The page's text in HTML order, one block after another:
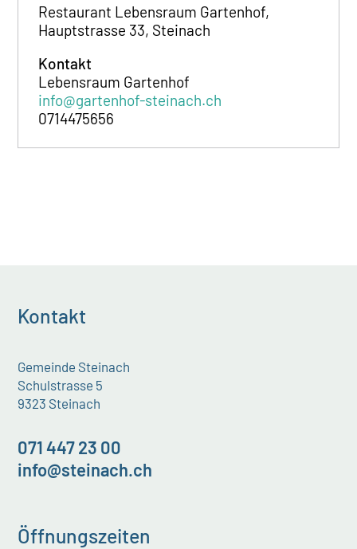
Restaurant Lebensraum Gartenhof,
Hauptstrasse 33, Steinach
Kontakt
Lebensraum Gartenhof
info@gartenhof-steinach.ch
0714475656
Kontakt
Gemeinde Steinach
Schulstrasse 5
9323 Steinach
071 447 23 00
info@steinach.ch
Öffnungszeiten